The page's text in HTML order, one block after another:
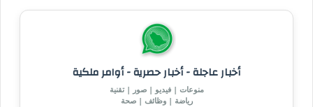
أخبار عاجلة - أخبار حصرية - أوامر ملكية
منوعات | فيديو | صور | تقنية
رياضة | وظائف | صحة